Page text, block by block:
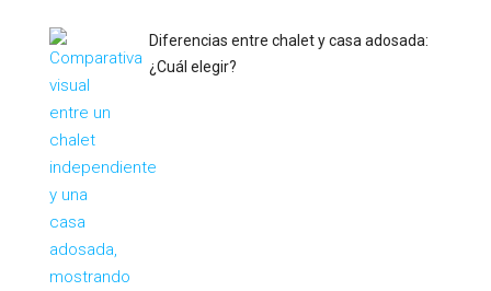
Diferencias entre chalet y casa adosada:
¿Cuál elegir?